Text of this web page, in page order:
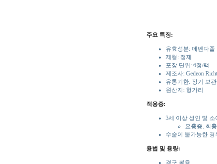
주요 특징:
유효성분: 메벤다졸
제형: 정제
포장 단위: 6정/팩
제조사: Gedeon
유통기한: 장기 보
원산지: 헝가리
적응증:
3세 이상 성인 및
요충증, 회
수술이 불가능한
용법 및 용량:
경구 복용